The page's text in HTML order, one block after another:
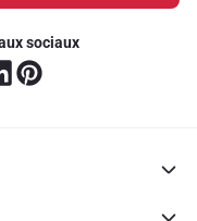
sociaux